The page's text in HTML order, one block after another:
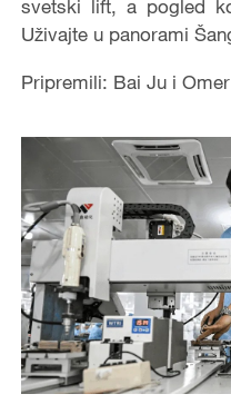
svetski lift, a pogled
Uživajte u panorami
Pripremili: Bai Ju i